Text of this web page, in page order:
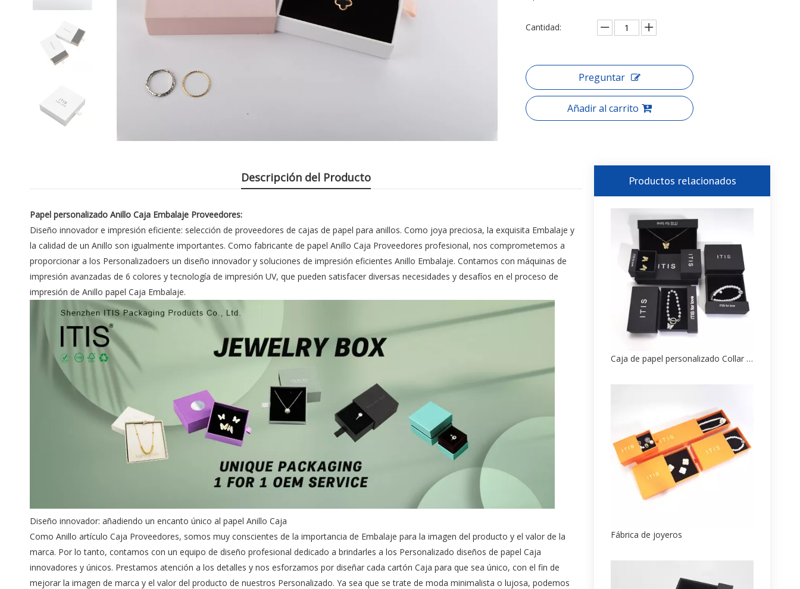
Cantidad:
Preguntar
Añadir al carrito
Descripción del Producto
Papel personalizado Anillo Caja Embalaje Proveedores:
Diseño innovador e impresión eficiente: selección de proveedores de cajas de papel para anillos. Como joya preciosa, la exquisita Embalaje y
la calidad de un Anillo son igualmente importantes. Como fabricante de papel Anillo Caja Proveedores profesional, nos comprometemos a
proporcionar a los Personalizadoers un diseño innovador y soluciones de impresión eficientes Anillo Embalaje. Contamos con máquinas de
impresión avanzadas de 6 colores y tecnología de impresión UV, que pueden satisfacer diversas necesidades y desafíos en el proceso de
impresión de Anillo papel Caja Embalaje.
Diseño innovador: añadiendo un encanto único al papel Anillo Caja
Como Anillo artículo Caja Proveedores, somos muy conscientes de la importancia de Embalaje para la imagen del producto y el valor de la
marca. Por lo tanto, contamos con un equipo de diseño profesional dedicado a brindarles a los Personalizado diseños de papel Caja
innovadores y únicos. Prestamos atención a los detalles y nos esforzamos por diseñar cada cartón Caja para que sea único, con el fin de
mejorar la imagen de marca y el valor del producto de nuestros Personalizado. Ya sea que se trate de moda minimalista o lujosa, podemos
Productos relacionados
Caja de papel personalizado Collar Fabricante
Fábrica de joyeros